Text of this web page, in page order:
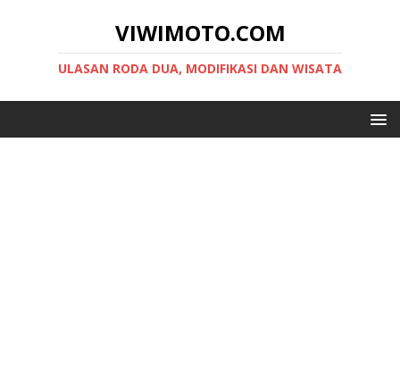
VIWIMOTO.COM
ULASAN RODA DUA, MODIFIKASI DAN WISATA